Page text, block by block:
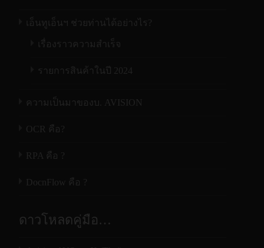
เอ็นทูเอ็นฯ ช่วยท่านได้อย่างไร?
เรื่องราวความสำเร็จ
รายการสินค้าในปี 2024
ความเป็นมาของบ. AVISION
OCR คือ?
RPA คือ ?
DocnFlow คือ ?
ดาวโหลดคู่มือ…